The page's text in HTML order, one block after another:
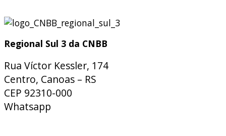
Regional Sul 3 da CNBB
Rua Víctor Kessler, 174
Centro, Canoas – RS
CEP 92310-000
Whatsapp